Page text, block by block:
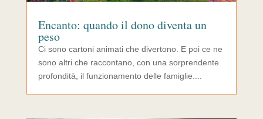
Encanto: quando il dono diventa un
peso
Ci sono cartoni animati che divertono. E poi ce ne
sono altri che raccontano, con una sorprendente
profondità, il funzionamento delle famiglie....